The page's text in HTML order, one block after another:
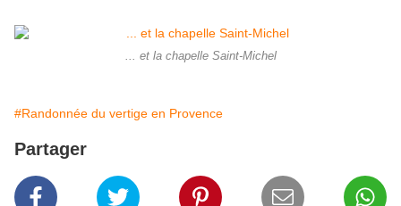
... et la chapelle Saint-Michel
#Randonnée du vertige en Provence
Partager